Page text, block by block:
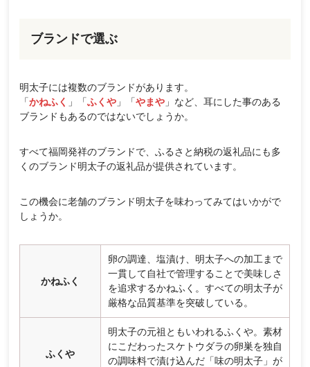
ブランドで選ぶ
明太子には複数のブランドがあります。
「かねふく 」「ふくや 」「やまや 」など、耳にした事のある
ブランドもあるのではないでしょうか。
すべて福岡発祥のブランドで、ふるさと納税の返礼品にも多
くのブランド明太子の返礼品が提供されています。
この機会に老舗のブランド明太子を味わってみてはいかがで
しょうか。
かねふく
卵の調達、塩漬け、明太子への加工まで
一貫して自社で管理することで美味しさ
を追求するかねふく。すべての明太子が
厳格な品質基準を突破している。
ふくや
明太子の元祖ともいわれるふくや。素材
にこだわったスケトウダラの卵巣を独自
の調味料で漬け込んだ「味の明太子」が